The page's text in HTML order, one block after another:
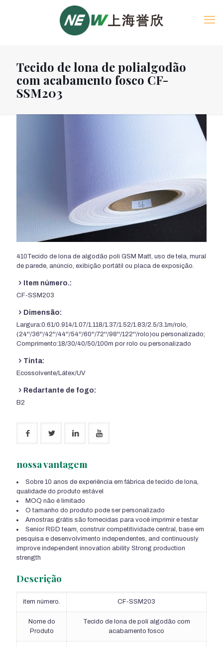
Tecido de lona de polialgodão
com acabamento fosco CF-
SSM203
410Tecido de lona de algodão poli GSM Matt, uso de tela, mural
de parede, anúncio, exibição portátil ou placa de exposição.
Item número.:
CF-SSM203
Dimensão:
Largura:0.61/0.914/1.07/1.118/1.37/1.52/1.83/2.5/3.1m/rolo,
(24''/36''/42''/44''/54''/60''/72''/98''/122''/rolo)ou personalizado;
Comprimento:18/30/40/50/100m por rolo ou personalizado
Tinta:
Ecossolvente/Látex/UV
Redartante de fogo:
B2
nossa vantagem
Sobre 10 anos de experiência em fábrica de tecido de lona,
qualidade do produto estável
MOQ não é limitado
O tamanho do produto pode ser personalizado
Amostras grátis são fornecidas para você imprimir e testar
Senior R&D team, construir competitividade central, base em
pesquisa e desenvolvimento independentes, and continuously
improve independent innovation ability Strong production
strength
Descrição
item número. CF-SSM203
Nome do
Produto
Tecido de lona de poli algodão com
acabamento fosco